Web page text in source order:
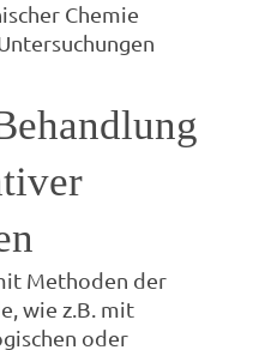
Chemie
Methoden der
wie z.B. mit
oder